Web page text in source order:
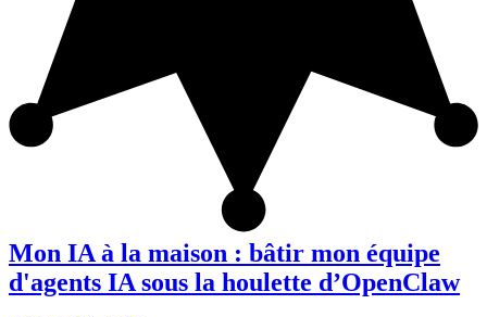
Mon IA à la maison : bâtir mon équipe
d'agents IA sous la houlette d’OpenClaw